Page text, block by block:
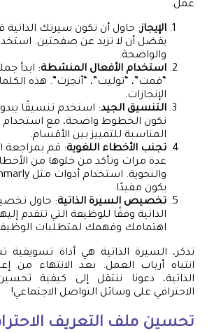
عمل.
الإيجاز: حاول أن تكون سيرتك
يفضل أن لا تزيد عن صفحتين.
والواضحة.
استخدام الأفعال المنشطة: ابدأ
“قمت”، “توليت”، “أنجزت”. هذه
الإنجازات.
التنسيق الجيد: استخدم تنسيقًا يبدو
تكون الخطوط واضحة، مع استخدام
المناسبة للتمييز بين الأقسام.
تجنب الأخطاء اللغوية: قم بمراجعة
عدة مرات وتأكد من خلوها من الأخطاء
يكون مفيدًا.
تخصيص السيرة الذاتية: حاول
الذاتية وفقًا للوظيفة التي تتقدم
اهتمامك وفهمك لمتطلبات
تذكر، السيرة الذاتية هي أداة
انتباه أرباب العمل. بعد الانتهاء من
الذاتية، دعونا ننتقل إلى كيفية
الاحترافي على وسائل التواصل الاجتماعي!
تحسين ملف التعريف